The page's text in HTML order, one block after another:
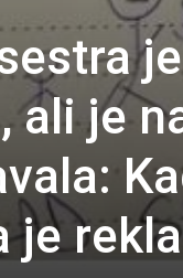
ali je
je